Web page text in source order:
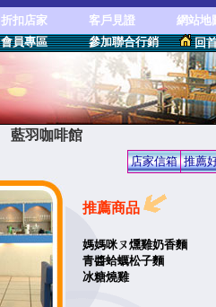
折扣店家 客戶見證
網站地
會員專區 參加聯合行銷 回
藍羽咖啡館
店家信箱 推薦
推薦商品
媽媽咪ㄡ燻雞奶香麵
青醬蛤蠣松子麵
冰糖燒雞